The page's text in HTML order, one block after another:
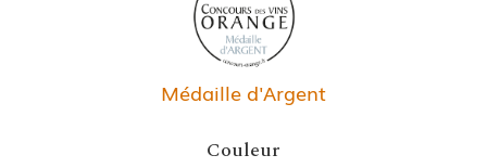
Médaille d'Argent
Couleur